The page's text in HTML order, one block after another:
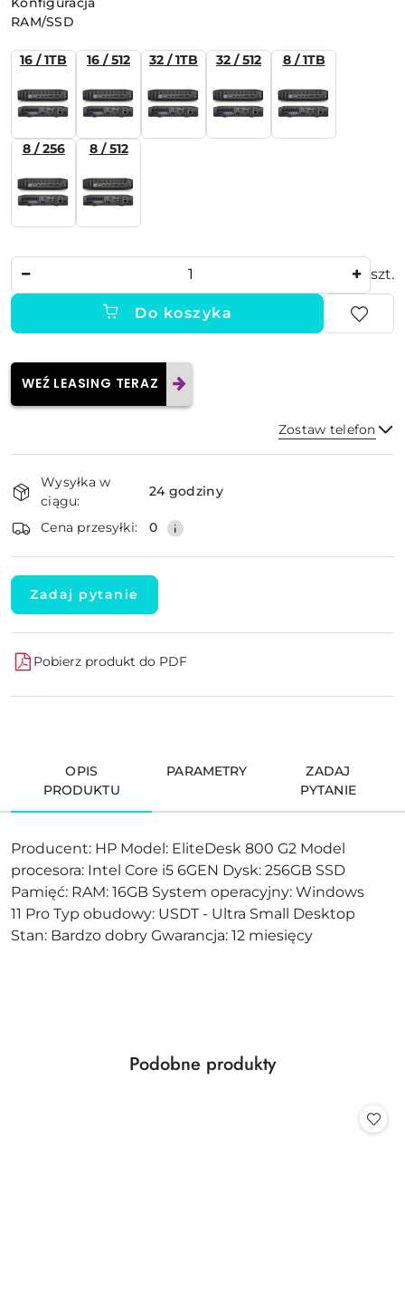
RAM/SSD
16 / 1TB 16 / 512 32 / 1TB 32 / 512 8 / 1TB
8 / 256 8 / 512
szt.
Do koszyka
WEŹ LEASING TERAZ
Zostaw telefon
Dostępność
i
dostawa
Wysyłka w
ciągu:
24 godziny
Cena przesyłki: 0
Zadaj pytanie
Pobierz produkt do PDF
OPIS
PRODUKTU
PARAMETRY
ZADAJ
PYTANIE
Producent: HP Model: EliteDesk 800 G2 Model
procesora: Intel Core i5 6GEN Dysk: 256GB SSD
Pamięć: RAM: 16GB System operacyjny: Windows
11 Pro Typ obudowy: USDT - Ultra Small Desktop
Stan: Bardzo dobry Gwarancja: 12 miesięcy
Pomiń karuzelę produktów
Produkty
Podobne produkty